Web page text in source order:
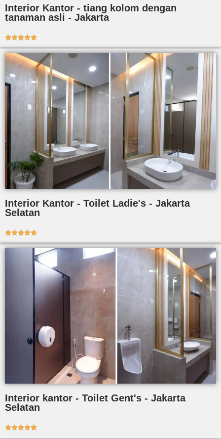
Interior Kantor - tiang kolom dengan
tanaman asli - Jakarta

Interior Kantor - Toilet Ladie's - Jakarta
Selatan

Interior kantor - Toilet Gent's - Jakarta
Selatan
